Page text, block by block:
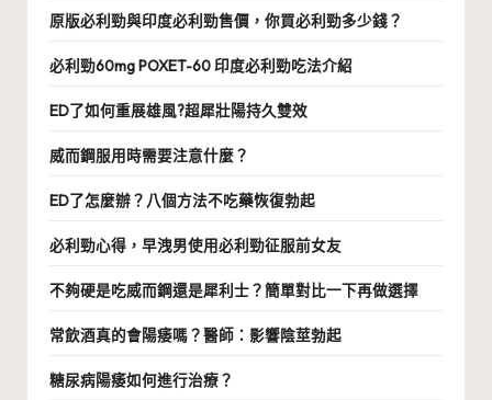
原版必利勁與印度必利勁售價，你買必利勁多少錢？
必利勁60mg POXET-60 印度必利勁吃法介紹
ED了如何重展雄風?超犀壯陽持久雙效
威而鋼服用時需要注意什麼？
ED了怎麼辦？八個方法不吃藥恢復勃起
必利勁心得，早洩男使用必利勁征服前女友
不夠硬是吃威而鋼還是犀利士？簡單對比一下再做選擇
常飲酒真的會陽痿嗎？醫師：影響陰莖勃起
糖尿病陽痿如何進行治療？